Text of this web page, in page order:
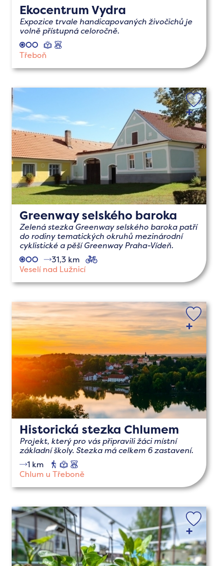
Ekocentrum Vydra
Expozice trvale handicapovaných živočichů je
volně přístupná celoročně.
naučné
Třeboň
Greenway selského baroka
Zelená stezka Greenway selského baroka patří
do rodiny tematických okruhů mezinárodní
cyklistické a pěší Greenway Praha-Vídeň.
31,3 km
Veselí nad Lužnicí
Historická stezka Chlumem
Projekt, který pro vás připravili žáci místní
základní školy. Stezka má celkem 6 zastavení.
1 km
pěšínaučné
dětmi
Chlum u Třeboně